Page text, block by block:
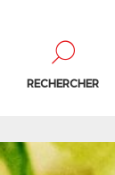
RECHERCHER